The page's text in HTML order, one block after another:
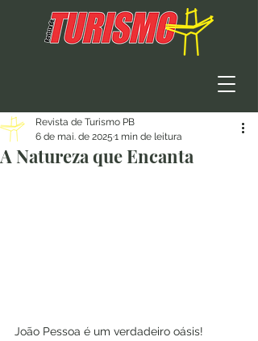
A Natureza que Encanta
Revista de Turismo PB
6 de mai. de 2025 1 min de leitura
João Pessoa é um verdadeiro oásis!